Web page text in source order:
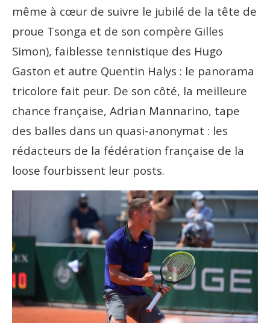
même à cœur de suivre le jubilé de la tête de
proue Tsonga et de son compère Gilles
Simon), faiblesse tennistique des Hugo
Gaston et autre Quentin Halys : le panorama
tricolore fait peur. De son côté, la meilleure
chance française, Adrian Mannarino, tape
des balles dans un quasi-anonymat : les
rédacteurs de la fédération française de la
loose fourbissent leur posts.